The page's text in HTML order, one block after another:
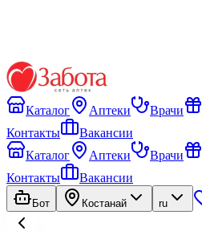
Каталог Аптеки Врачи
Контакты
Вакансии
Каталог
Аптеки Врачи
Контакты
Вакансии
Бот Костанай ru